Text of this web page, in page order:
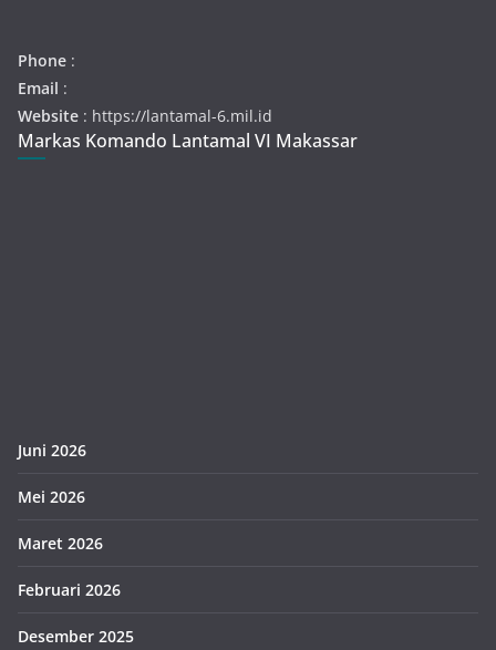
Phone :
Email :
Website : https://lantamal-6.mil.id
Markas Komando Lantamal VI Makassar
Juni 2026
Mei 2026
Maret 2026
Februari 2026
Desember 2025